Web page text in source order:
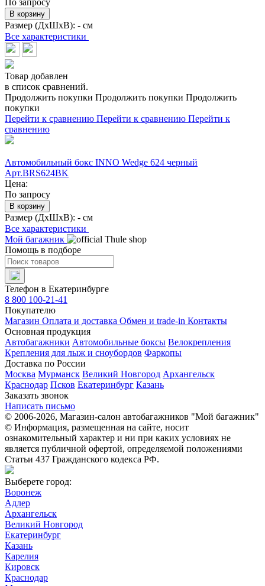
По запросу
В корзину
Размер (ДхШхВ): - см
Все характеристики
Товар добавлен
в список сравнений.
Продолжить покупки Продолжить покупки Продолжить
покупки
Перейти к сравнению Перейти к сравнению Перейти к
сравнению
Автомобильный бокс INNO Wedge 624 черный
Арт.BRS624BK
Цена:
По запросу
В корзину
Размер (ДхШхВ): - см
Все характеристики
Мой багажник
Помощь в подборе
Телефон в Екатеринбурге
8 800 100-21-41
Покупателю
Магазин Оплата и доставка Обмен и trade-in Контакты
Основная продукция
Автобагажники Автомобильные боксы Велокрепления
Крепления для лыж и сноубордов Фаркопы
Доставка по России
Москва Мурманск Великий Новгород Архангельск
Краснодар Псков Екатеринбург Казань
Заказать звонок
Написать письмо
© 2006-2026, Магазин-салон автобагажников "Мой багажник"
© Информация, размещенная на сайте, носит
ознакомительный характер и ни при каких условиях не
является публичной офертой, определяемой положениями
Статьи 437 Гражданского кодекса РФ.
Выберете город:
Воронеж
Адлер
Архангельск
Великий Новгород
Екатеринбург
Казань
Карелия
Кировск
Краснодар